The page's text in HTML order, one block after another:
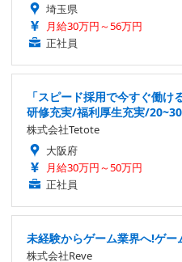
埼玉県
月給30万円～56万円
正社員
「スピード採用で今すぐ働
研修充実/福利厚生充実/
株式会社Tetote
大阪府
月給30万円～50万円
正社員
未経験からゲーム業界へ!ゲ
株式会社Reve